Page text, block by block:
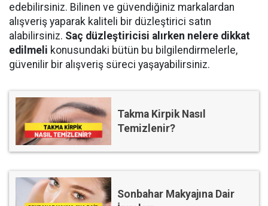
edebilirsiniz. Bilinen ve güvendiğiniz markalardan
alışveriş yaparak kaliteli bir düzleştirici satın
alabilirsiniz. Saç düzleştiricisi alırken nelere dikkat
edilmeli konusundaki bütün bu bilgilendirmelerle,
güvenilir bir alışveriş süreci yaşayabilirsiniz.
Takma Kirpik Nasıl
Temizlenir?
Sonbahar Makyajına Dair